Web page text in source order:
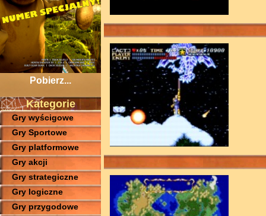
Pobierz...
Kategorie
Gry wyścigowe
Gry Sportowe
Gry platformowe
Gry akcji
Gry strategiczne
Gry logiczne
Gry przygodowe